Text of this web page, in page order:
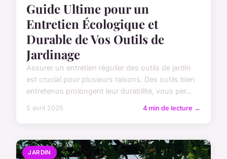
Guide Ultime pour un
Entretien Écologique et
Durable de Vos Outils de
Jardinage
Assurer un entretien régulier des outils de jardin
est crucial pour plusieurs raisons. Des outils bien
entretenus prolongent leur durabilité, vous per...
5 avril 2025 4 min de lecture →
JARDIN